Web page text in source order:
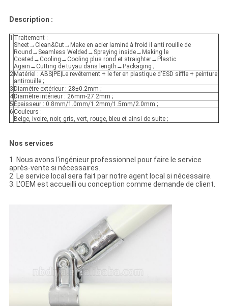
Description :
1 Traitement :
Sheet→Clean&Cut→Make en acier laminé à froid il anti rouille de
Round→Seamless Welded→Spraying inside→Making le
Coated→Cooling→Cooling plus rond et straighter→Plastic
Again→Cutting de tuyau dans length→Packaging ;
2 Matériel : ABS|PE|Le revêtement + le fer en plastique d'ESD siffle + peinture
antirouille ;
3 Diamètre extérieur : 28±0.2mm ;
4 Diamètre intérieur : 26mm-27.2mm ;
5 Épaisseur : 0.8mm/1.0mm/1.2mm/1.5mm/2.0mm ;
6 Couleurs :
Beige, ivoire, noir, gris, vert, rouge, bleu et ainsi de suite ;
Nos services
1. Nous avons l'ingénieur professionnel pour faire le service
après-vente si nécessaires.
2. Le service local sera fait par notre agent local si nécessaire.
3. L'OEM est accueilli ou conception comme demande de client.